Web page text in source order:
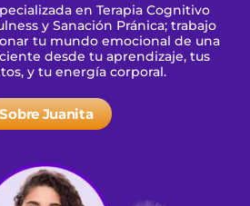
en Terapia Cognitivo
y Sanación Pránica; trabajo
tu mundo emocional de una
desde tu aprendizaje, tus
y tu energía corporal.
Sobre Juanita